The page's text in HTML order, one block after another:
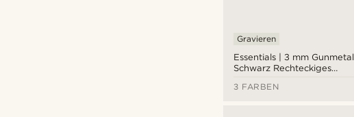
Essentials | 3 mm Gunmetal
Schwarz Rechteckiges
Gravieren
3 FARBEN